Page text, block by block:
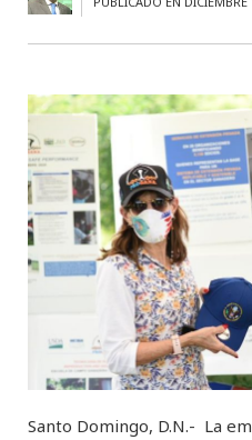
Santo Domingo, D.N.- La